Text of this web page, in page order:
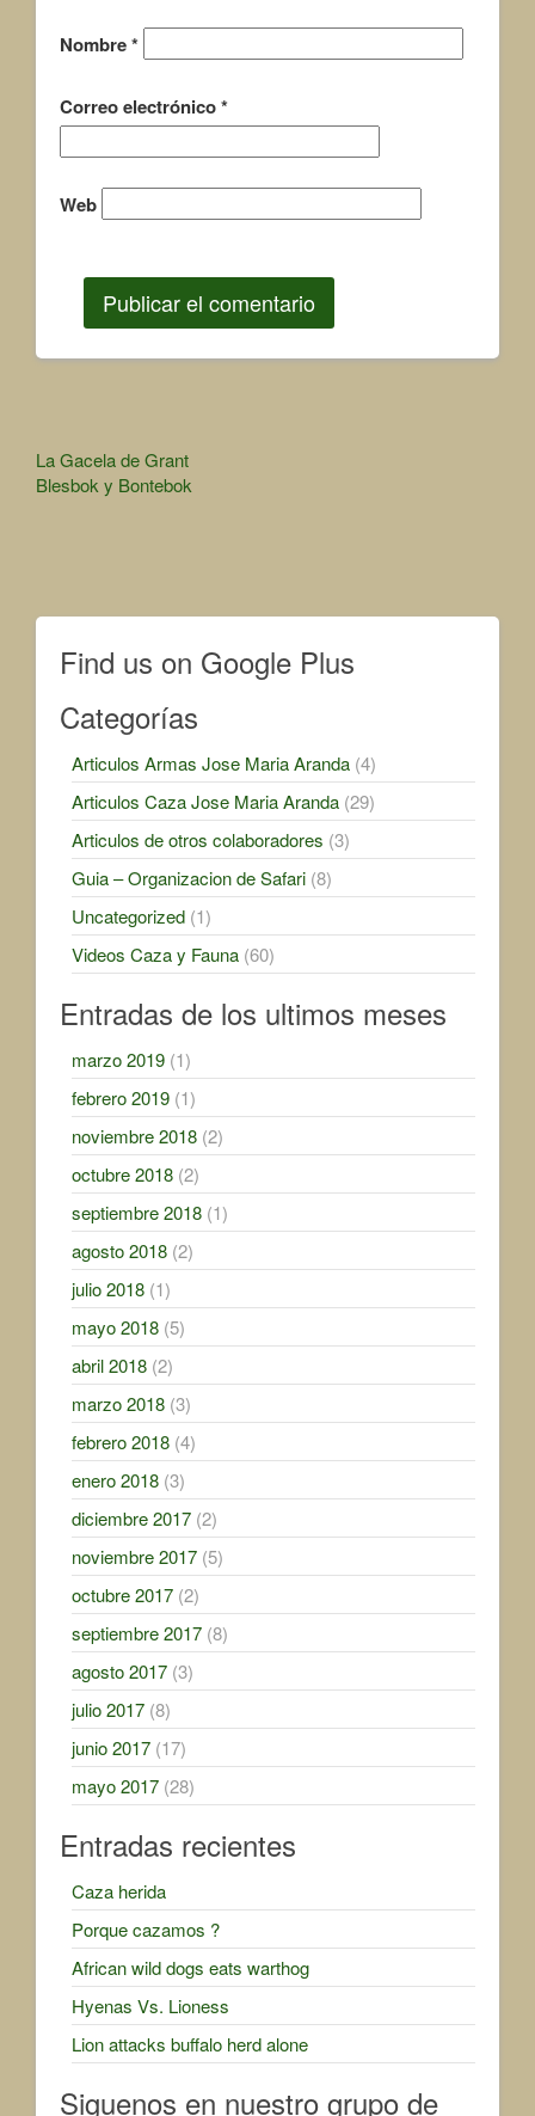
Nombre*
Correo electrónico*
Web
Other
Articles
La Gacela de Grant
Blesbok y Bontebok
Find us on Google Plus
Categorías
Articulos Armas Jose Maria Aranda (4)
Articulos Caza Jose Maria Aranda (29)
Articulos de otros colaboradores (3)
Guia – Organizacion de Safari (8)
Uncategorized (1)
Videos Caza y Fauna (60)
Entradas de los ultimos meses
marzo 2019 (1)
febrero 2019 (1)
noviembre 2018 (2)
octubre 2018 (2)
septiembre 2018 (1)
agosto 2018 (2)
julio 2018 (1)
mayo 2018 (5)
abril 2018 (2)
marzo 2018 (3)
febrero 2018 (4)
enero 2018 (3)
diciembre 2017 (2)
noviembre 2017 (5)
octubre 2017 (2)
septiembre 2017 (8)
agosto 2017 (3)
julio 2017 (8)
junio 2017 (17)
mayo 2017 (28)
Entradas recientes
Caza herida
Porque cazamos ?
African wild dogs eats warthog
Hyenas Vs. Lioness
Lion attacks buffalo herd alone
Siguenos en nuestro grupo de